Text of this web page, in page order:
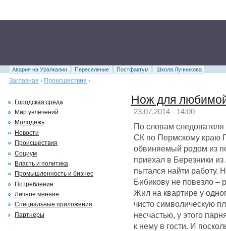
Авария на Уралкалии Переселение Постфактум
Школа Лучникова
Заглавная › Происшествия ›
Нож для
23.07.2014 - 14:00
По словам следователя
СК по Пермскому краю
обвиняемый родом из
приехал в Березники
пытался найти работу.
Бибикову не повезло –
Жил на квартире у
чисто символическую
несчастью, у этого
к нему в гости. И
Городская среда
Мир увлечений
Молодежь
Новости
Происшествия
Социум
Власть и политика
Промышленность и бизнес
Потребление
Личное мнение
Специальные приложения
Партнёры